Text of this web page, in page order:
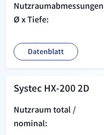
Nutzraum­abmessungen
Ø x Tiefe:
Datenblatt
Systec HX-200 2D
Nutzraum total /
nominal: